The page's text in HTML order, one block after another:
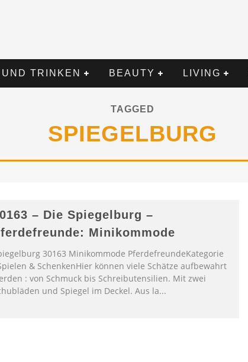
TRINKEN BEAUTY LIVING
TAGGED
SPIEGELBURG
– Die Spiegelburg –
Minikommode
30163 Minikommode PferdefreundeKategorie
& SchenkenHier können viele Schätze aufbewahrt
: von Schmuck bis Schreibutensilien. Mit zwei
und Spiegel im Deckel. Aus la...